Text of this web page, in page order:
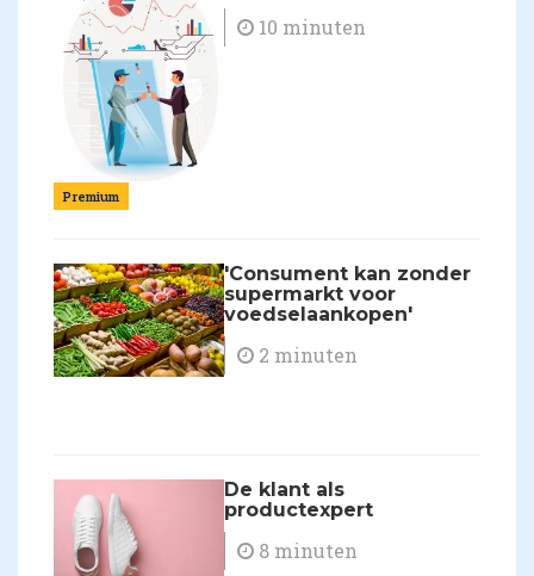
Premium
10 minuten
'Consument kan zonder
supermarkt voor
voedselaankopen'
2 minuten
De klant als
productexpert
8 minuten